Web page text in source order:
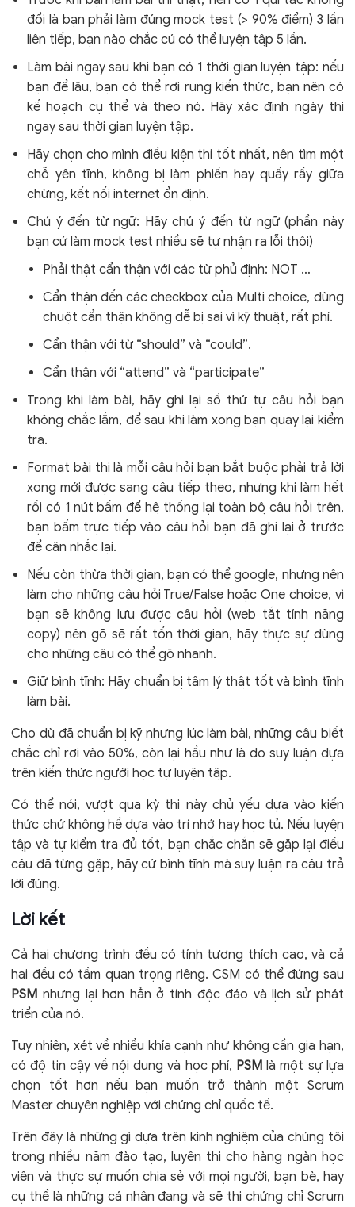
đổi là bạn phải làm đúng mock test (> 90% điểm) 3 lần
liên tiếp, bạn nào chắc cú có thể luyện tập 5 lần.
Làm bài ngay sau khi bạn có 1 thời gian luyện tập: nếu
bạn để lâu, bạn có thể rơi rụng kiến thức, bạn nên có
kế hoạch cụ thể và theo nó. Hãy xác định ngày thi
ngay sau thời gian luyện tập.
Hãy chọn cho mình điều kiện thi tốt nhất, nên tìm một
chỗ yên tĩnh, không bị làm phiền hay quấy rầy giữa
chừng, kết nối internet ổn định.
Chú ý đến từ ngữ: Hãy chú ý đến từ ngữ (phần này
bạn cứ làm mock test nhiều sẽ tự nhận ra lỗi thôi)
Phải thật cẩn thận với các từ phủ định: NOT …
Cẩn thận đến các checkbox của Multi choice, dùng
chuột cẩn thận không dễ bị sai vì kỹ thuật, rất phí.
Cẩn thận với từ “should” và “could”.
Cẩn thận với “attend” và “participate”
Trong khi làm bài, hãy ghi lại số thứ tự câu hỏi bạn
không chắc lắm, để sau khi làm xong bạn quay lại kiểm
tra.
Format bài thi là mỗi câu hỏi bạn bắt buộc phải trả lời
xong mới được sang câu tiếp theo, nhưng khi làm hết
rồi có 1 nút bấm để hệ thống lại toàn bộ câu hỏi trên,
bạn bấm trực tiếp vào câu hỏi bạn đã ghi lại ở trước
để cân nhắc lại.
Nếu còn thừa thời gian, bạn có thể google, nhưng nên
làm cho những câu hỏi True/False hoặc One choice, vì
bạn sẽ không lưu được câu hỏi (web tắt tính năng
copy) nên gõ sẽ rất tốn thời gian, hãy thực sự dùng
cho những câu có thể gõ nhanh.
Giữ bình tĩnh: Hãy chuẩn bị tâm lý thật tốt và bình tĩnh
làm bài.
Cho dù đã chuẩn bị kỹ nhưng lúc làm bài, những câu biết
chắc chỉ rơi vào 50%, còn lại hầu như là do suy luận dựa
trên kiến thức người học tự luyện tập.
Có thể nói, vượt qua kỳ thi này chủ yếu dựa vào kiến
thức chứ không hề dựa vào trí nhớ hay học tủ. Nếu luyện
tập và tự kiểm tra đủ tốt, bạn chắc chắn sẽ gặp lại điều
câu đã từng gặp, hãy cứ bình tĩnh mà suy luận ra câu trả
lời đúng.
Lời kết
Cả hai chương trình đều có tính tương thích cao, và cả
hai đều có tầm quan trọng riêng. CSM có thể đứng sau
PSM nhưng lại hơn hẳn ở tính độc đáo và lịch sử phát
triển của nó.
Tuy nhiên, xét về nhiều khía cạnh như không cần gia hạn,
có độ tin cậy về nội dung và học phí, PSM là một sự lựa
chọn tốt hơn nếu bạn muốn trở thành một Scrum
Master chuyên nghiệp với chứng chỉ quốc tế.
Trên đây là những gì dựa trên kinh nghiệm của chúng tôi
trong nhiều năm đào tạo, luyện thi cho hàng ngàn học
viên và thực sự muốn chia sẻ với mọi người, bạn bè, hay
cụ thể là những cá nhân đang và sẽ thi chứng chỉ Scrum